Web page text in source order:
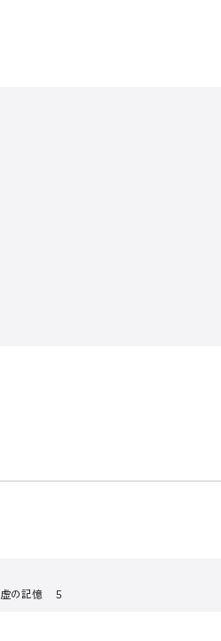
虚の記憶 ５